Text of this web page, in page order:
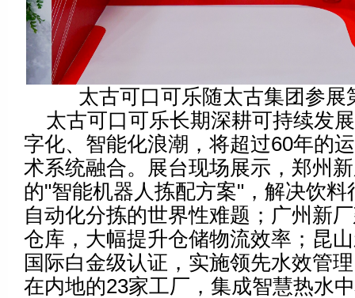
太古可口可乐随太古集团参展
太古可口可乐长期深耕可持续发
字化、智能化浪潮，将超过60年的
术系统融合。展台现场展示，郑州
的"智能机器人拣配方案"，解决饮料
自动化分拣的世界性难题；广州新
仓库，大幅提升仓储物流效率；昆
国际白金级认证，实施领先水效管
在内地的23家工厂，集成智慧热水